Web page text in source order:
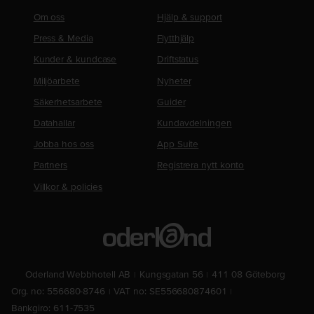
Om oss
Press & Media
Kunder & kundcase
Miljöarbete
Säkerhetsarbete
Datahallar
Jobba hos oss
Partners
Villkor & policies
Hjälp & support
Flytthjälp
Driftstatus
Nyheter
Guider
Kundavdelningen
App Suite
Registrera nytt konto
Oderland Webbhotell AB Kungsgatan 56
411 08 Göteborg
Org. no: 556680-8746
VAT no: SE556680874601
Bankgiro: 611-7535